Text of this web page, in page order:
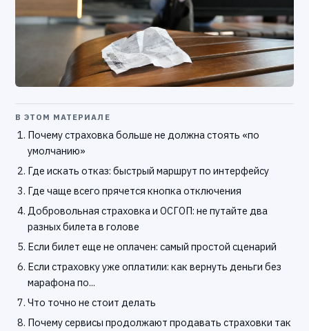
В ЭТОМ МАТЕРИАЛЕ
Почему страховка больше не должна стоять «по
умолчанию»
Где искать отказ: быстрый маршрут по интерфейсу
Где чаще всего прячется кнопка отключения
Добровольная страховка и ОСГОП: не путайте два
разных билета в голове
Если билет еще не оплачен: самый простой сценарий
Если страховку уже оплатили: как вернуть деньги без
марафона по...
Что точно не стоит делать
Почему сервисы продолжают продавать страховки так